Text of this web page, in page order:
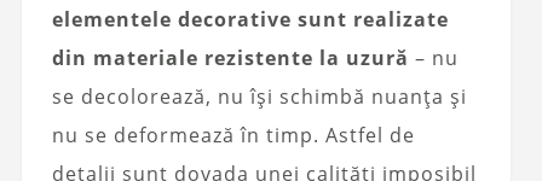
elementele decorative sunt realizate
din materiale rezistente la uzură – nu
se decolorează, nu își schimbă nuanța și
nu se deformează în timp. Astfel de
detalii sunt dovada unei calități imposibil